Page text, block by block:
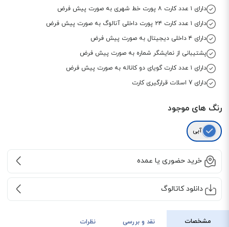
دارای ۱ عدد کارت ۸ پورت خط شهری به صورت پیش فرض
دارای ۱ عدد کارت ۲۴ پورت داخلی آنالوگ به صورت پیش فرض
دارای ۴ داخلی دیجیتال به صورت پیش فرض
پشتیبانی از نمایشگر شماره به صورت پیش فرض
دارای ۱ عدد کارت گویای دو کاناله به صورت پیش فرض
دارای 7 اسلات قرارگیری کارت
رنگ های موجود
آبی
خرید حضوری یا عمده
دانلود کاتالوگ
مشخصات نقد و بررسی نظرات